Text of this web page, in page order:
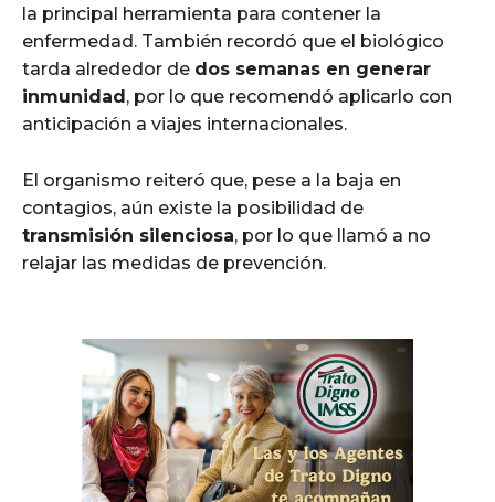
la principal herramienta para contener la
enfermedad. También recordó que el biológico
tarda alrededor de dos semanas en generar
inmunidad , por lo que recomendó aplicarlo con
anticipación a viajes internacionales.
El organismo reiteró que, pese a la baja en
contagios, aún existe la posibilidad de
transmisión silenciosa, por lo que llamó a no
relajar las medidas de prevención.